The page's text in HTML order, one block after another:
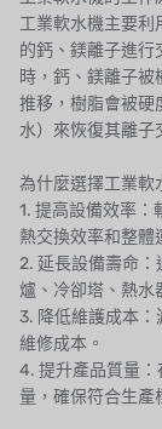
RUNXIN
工業軟水機主要利
的鈣、鎂離子進行
時，鈣、鎂離子
推移，樹脂會被硬
水）來恢復其離子
為什麼選擇工業軟
1. 提高設備效率：
熱交換效率和整體
2. 延長設備壽命
爐、冷卻塔、熱水
3. 降低維護成本
維修成本。
4. 提升產品質量
量，確保符合生產